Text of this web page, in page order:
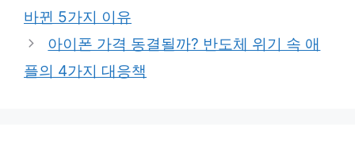
바뀐 5가지 이유
아이폰 가격 동결될까? 반도체 위기 속 애
플의 4가지 대응책